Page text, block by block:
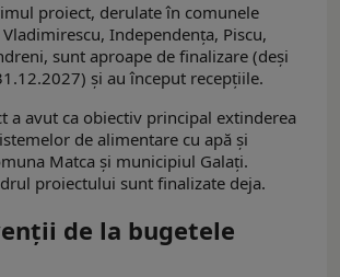
proiect, derulate în comunele
Independența, Piscu,
sunt aproape de finalizare (deși
și au început recepțiile.
a avut ca obiectiv principal extinderea
de alimentare cu apă și
Matca și municipiul Galați.
proiectului sunt finalizate deja.
de la bugetele